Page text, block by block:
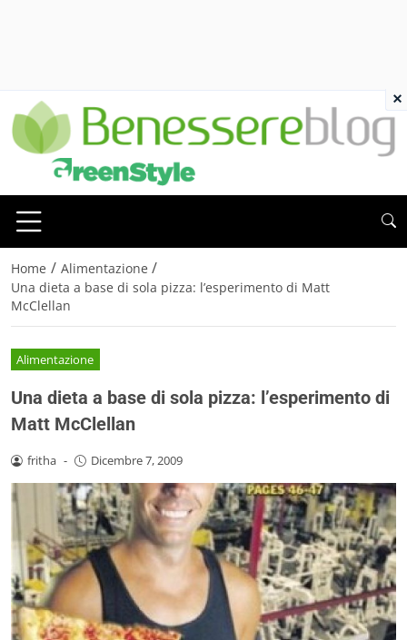
Home / Alimentazione /
Una dieta a base di sola pizza: l’esperimento di Matt
McClellan
Alimentazione
Una dieta a base di sola pizza: l’esperimento di
Matt McClellan
fritha - Dicembre 7, 2009
×